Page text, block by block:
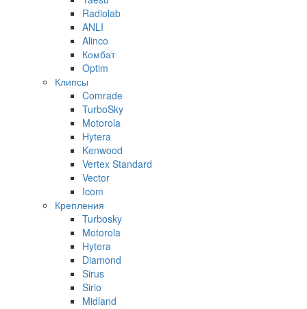
Radiolab
ANLI
Alinco
Комбат
Optim
Клипсы
Comrade
TurboSky
Motorola
Hytera
Kenwood
Vertex Standard
Vector
Icom
Крепления
Turbosky
Motorola
Hytera
Diamond
Sirus
Sirio
Midland